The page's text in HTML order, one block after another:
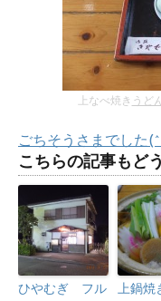
上なべ焼き うど
ごちそうさまでした
こちらの記事もど
ひやむぎ フル
上鍋焼